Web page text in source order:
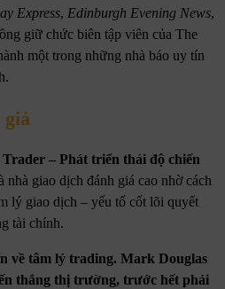
Express, Edinburgh Evening News,
giữ chức biên tập viên của The
một trong những nhà báo uy tín
giả
– Phát triển thái độ chiến
nhà giao dịch đánh giá cao nhờ cách
lý giao dịch – yếu tố cốt lõi quyết
tài chính.
về tâm lý trading. Mark Douglas
thắng thị trường, trước hết phải